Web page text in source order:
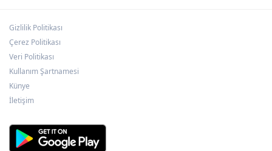
Gizlilik Politikası
Çerez Politikası
Veri Politikası
Kullanım Şartnamesi
Künye
İletişim